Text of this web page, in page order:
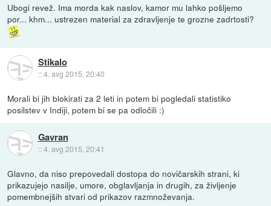
Ubogi revež. Ima morda kak naslov, kamor mu lahko pošljemo
por... khm... ustrezen material za zdravljenje te grozne zadrtosti?
Stikalo
::4. avg 2015, 20:40
Morali bi jih blokirati za 2 leti in potem bi pogledali statistiko
posilstev v Indiji, potem bi se pa odločili :)
Gavran
::4. avg 2015, 20:41
Glavno, da niso prepovedali dostopa do novičarskih strani, ki
prikazujejo nasilje, umore, obglavljanja in drugih, za življenje
pomembnejših stvari od prikazov razmnoževanja.